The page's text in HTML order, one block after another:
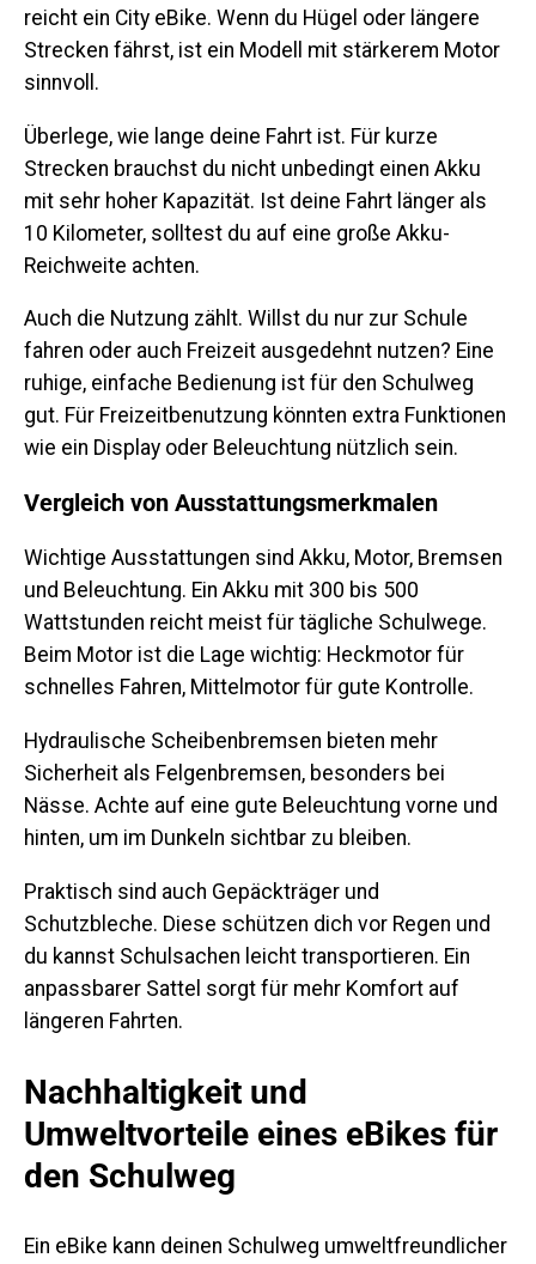
reicht ein City eBike. Wenn du Hügel oder längere
Strecken fährst, ist ein Modell mit stärkerem Motor
sinnvoll.
Überlege, wie lange deine Fahrt ist. Für kurze
Strecken brauchst du nicht unbedingt einen Akku
mit sehr hoher Kapazität. Ist deine Fahrt länger als
10 Kilometer, solltest du auf eine große Akku-
Reichweite achten.
Auch die Nutzung zählt. Willst du nur zur Schule
fahren oder auch Freizeit ausgedehnt nutzen? Eine
ruhige, einfache Bedienung ist für den Schulweg
gut. Für Freizeitbenutzung könnten extra Funktionen
wie ein Display oder Beleuchtung nützlich sein.
Vergleich von Ausstattungsmerkmalen
Wichtige Ausstattungen sind Akku, Motor, Bremsen
und Beleuchtung. Ein Akku mit 300 bis 500
Wattstunden reicht meist für tägliche Schulwege.
Beim Motor ist die Lage wichtig: Heckmotor für
schnelles Fahren, Mittelmotor für gute Kontrolle.
Hydraulische Scheibenbremsen bieten mehr
Sicherheit als Felgenbremsen, besonders bei
Nässe. Achte auf eine gute Beleuchtung vorne und
hinten, um im Dunkeln sichtbar zu bleiben.
Praktisch sind auch Gepäckträger und
Schutzbleche. Diese schützen dich vor Regen und
du kannst Schulsachen leicht transportieren. Ein
anpassbarer Sattel sorgt für mehr Komfort auf
längeren Fahrten.
Nachhaltigkeit und
Umweltvorteile eines eBikes für
den Schulweg
Ein eBike kann deinen Schulweg umweltfreundlicher